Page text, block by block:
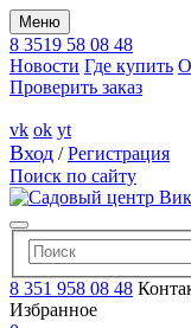
Меню
8 3519 58 08 48
Новости Где купить
Проверить заказ
vk ok yt
Вход /Регистрация
Поиск по сайту
8 351 958 08 48
Избранное